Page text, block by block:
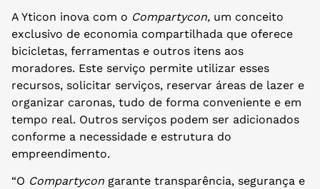
A Yticon inova com o Compartycon, um conceito
exclusivo de economia compartilhada que oferece
bicicletas, ferramentas e outros itens aos
moradores. Este serviço permite utilizar esses
recursos, solicitar serviços, reservar áreas de lazer e
organizar caronas, tudo de forma conveniente e em
tempo real. Outros serviços podem ser adicionados
conforme a necessidade e estrutura do
empreendimento.
“O Compartycon garante transparência, segurança e